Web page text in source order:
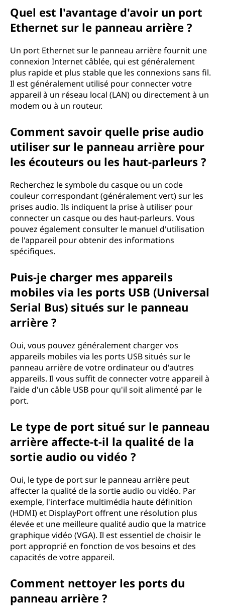
Quel est l'avantage d'avoir un port
Ethernet sur le panneau arrière ?
Un port Ethernet sur le panneau arrière fournit une
connexion Internet câblée, qui est généralement
plus rapide et plus stable que les connexions sans fil.
Il est généralement utilisé pour connecter votre
appareil à un réseau local (LAN) ou directement à un
modem ou à un routeur.
Comment savoir quelle prise audio
utiliser sur le panneau arrière pour
les écouteurs ou les haut-parleurs ?
Recherchez le symbole du casque ou un code
couleur correspondant (généralement vert) sur les
prises audio. Ils indiquent la prise à utiliser pour
connecter un casque ou des haut-parleurs. Vous
pouvez également consulter le manuel d'utilisation
de l'appareil pour obtenir des informations
spécifiques.
Puis-je charger mes appareils
mobiles via les ports USB (Universal
Serial Bus) situés sur le panneau
arrière ?
Oui, vous pouvez généralement charger vos
appareils mobiles via les ports USB situés sur le
panneau arrière de votre ordinateur ou d'autres
appareils. Il vous suffit de connecter votre appareil à
l'aide d'un câble USB pour qu'il soit alimenté par le
port.
Le type de port situé sur le panneau
arrière affecte-t-il la qualité de la
sortie audio ou vidéo ?
Oui, le type de port sur le panneau arrière peut
affecter la qualité de la sortie audio ou vidéo. Par
exemple, l'interface multimédia haute définition
(HDMI) et DisplayPort offrent une résolution plus
élevée et une meilleure qualité audio que la matrice
graphique vidéo (VGA). Il est essentiel de choisir le
port approprié en fonction de vos besoins et des
capacités de votre appareil.
Comment nettoyer les ports du
panneau arrière ?